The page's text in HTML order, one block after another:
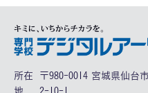
所在
〒980-0014 宮城県仙台